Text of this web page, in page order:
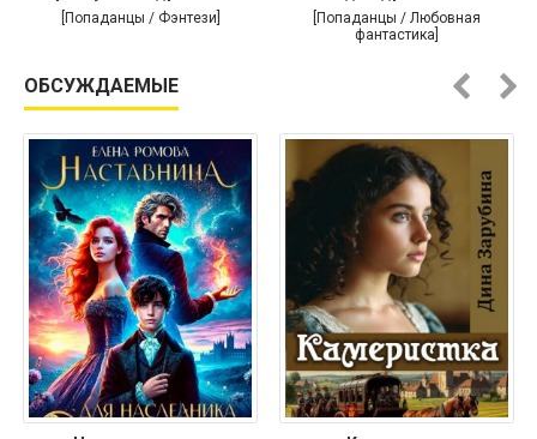
[Попаданцы / Фэнтези]
[Попаданцы / Любовная
фантастика]
ОБСУЖДАЕМЫЕ